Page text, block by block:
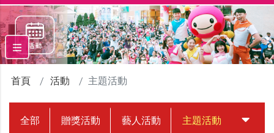
首頁 活動 主題活動
全部 贈獎活動 藝人活動 主題活動 中獎名